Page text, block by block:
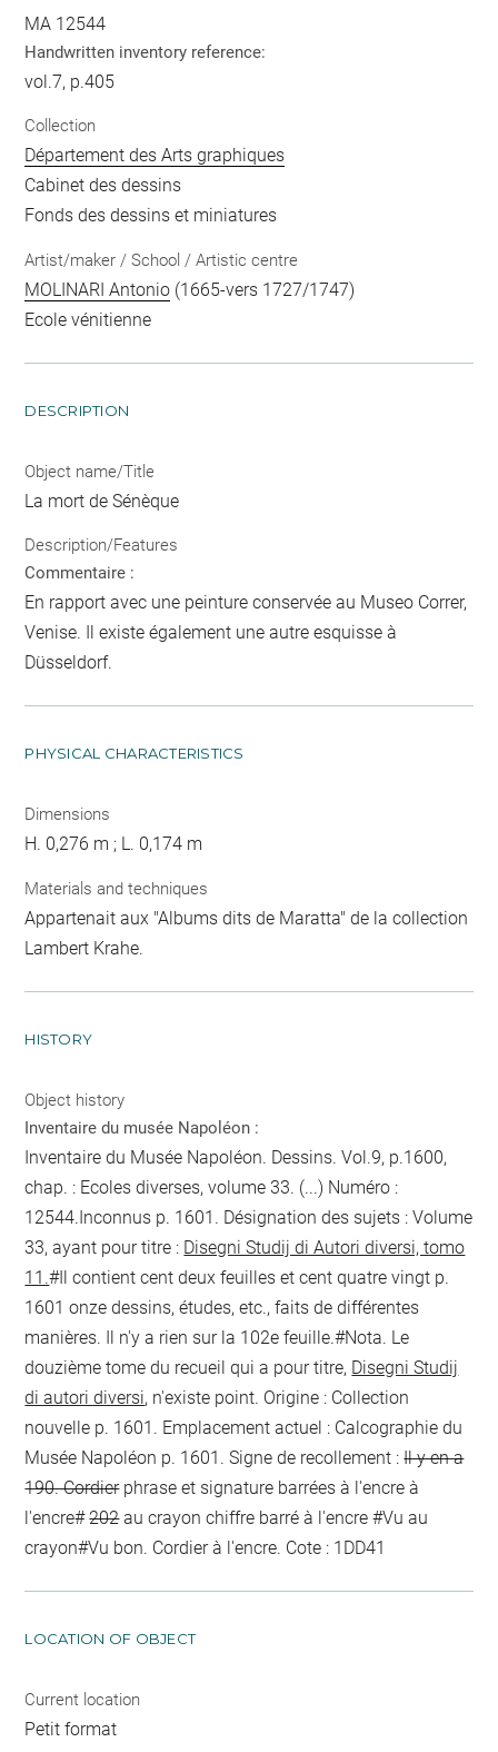
MA 12544
Handwritten inventory reference:
vol.7, p.405
Collection
Département des Arts graphiques
Cabinet des dessins
Fonds des dessins et miniatures
Artist/maker / School / Artistic centre
MOLINARI Antonio (1665-vers 1727/1747)
Ecole vénitienne
DESCRIPTION
Object name/Title
La mort de Sénèque
Description/Features
Commentaire :
En rapport avec une peinture conservée au Museo Correr,
Venise. Il existe également une autre esquisse à
Düsseldorf.
PHYSICAL CHARACTERISTICS
Dimensions
H. 0,276 m ; L. 0,174 m
Materials and techniques
Appartenait aux "Albums dits de Maratta" de la collection
Lambert Krahe.
HISTORY
Object history
Inventaire du musée Napoléon :
Inventaire du Musée Napoléon. Dessins. Vol.9, p.1600,
chap. : Ecoles diverses, volume 33. (...) Numéro :
12544.Inconnus p. 1601 . Désignation des sujets : Volume
33, ayant pour titre : Disegni Studij di Autori diversi, tomo
11.#Il contient cent deux feuilles et cent quatre vingt p.
1601 onze dessins, études, etc., faits de différentes
manières. Il n'y a rien sur la 102e feuille.#Nota. Le
douzième tome du recueil qui a pour titre, Disegni Studij
di autori diversi, n'existe point. Origine : Collection
nouvelle p. 1601 . Emplacement actuel : Calcographie du
Musée Napoléon p. 1601 . Signe de recollement :Il y en a
190. Cordier phrase et signature barrées à l'encre à
l'encre# 202 au crayon chiffre barré à l'encre #Vu au
crayon#Vu bon. Cordier à l'encre. Cote : 1DD41
LOCATION OF OBJECT
Current location
Petit format